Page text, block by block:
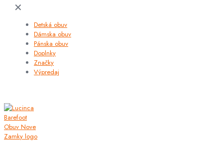
✕
Detská obuv
Dámska obuv
Pánska obuv
Doplnky
Značky
Výpredaj